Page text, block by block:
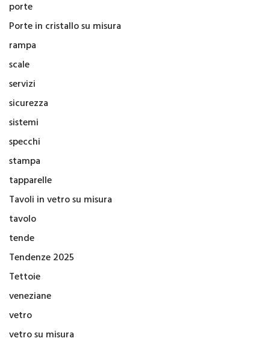
porte
Porte in cristallo su misura
rampa
scale
servizi
sicurezza
sistemi
specchi
stampa
tapparelle
Tavoli in vetro su misura
tavolo
tende
Tendenze 2025
Tettoie
veneziane
vetro
vetro su misura